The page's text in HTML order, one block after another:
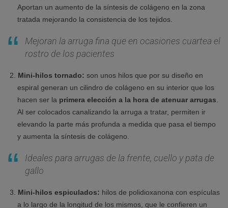
Aportan un aumento de la síntesis de colágeno en la zona
tratada mejorando la consistencia de los tejidos.
Mejoran la arruga fina que en ocasiones cuartea el
rostro de los pacientes
Mini-hilos tornado: son unos hilos que por su diseño en
espiral generan un cilindro de colágeno en su interior que los
hacen ser la primera elección a la hora de atenuar arrugas
Al ser colocados canalizando la arruga a tratar, permiten ir
elevando la parte más profunda a medida que pasa el tiempo
y aumenta la síntesis de colágeno.
Ideales para arrugas de la frente, cuello y pata de
gallo
Mini-hilos espiculados: hilos de polidioxanona con espículas
a lo largo de la longitud de los mismos, que le confieren un